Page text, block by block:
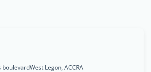
boulevardWest Legon, ACCRA